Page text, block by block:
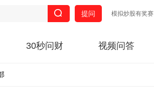
模拟炒股有奖赛
提问
30秒问财 视频问答